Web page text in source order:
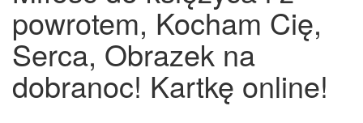
powrotem, Kocham Cię,
Serca, Obrazek na
dobranoc! Kartkę online!